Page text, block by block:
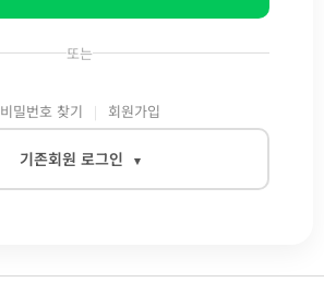
또는
비밀번호 찾기 회원가입
기존회원 로그인 ▾